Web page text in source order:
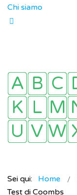
Chi siamo
Sei qui: Home
Test di Coombs